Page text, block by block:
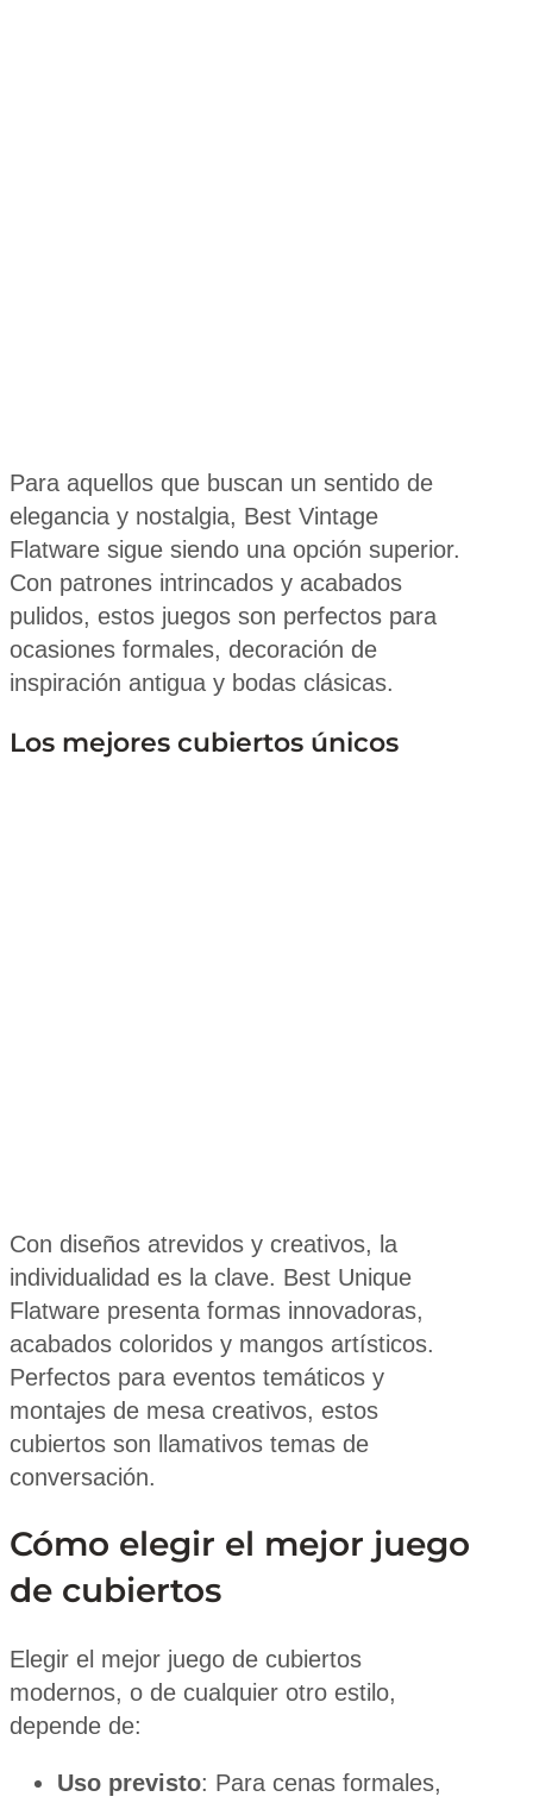
Para aquellos que buscan un sentido de
elegancia y nostalgia, Best Vintage
Flatware sigue siendo una opción superior.
Con patrones intrincados y acabados
pulidos, estos juegos son perfectos para
ocasiones formales, decoración de
inspiración antigua y bodas clásicas.
Los mejores cubiertos únicos
Con diseños atrevidos y creativos, la
individualidad es la clave. Best Unique
Flatware presenta formas innovadoras,
acabados coloridos y mangos artísticos.
Perfectos para eventos temáticos y
montajes de mesa creativos, estos
cubiertos son llamativos temas de
conversación.
Cómo elegir el mejor juego
de cubiertos
Elegir el mejor juego de cubiertos
modernos, o de cualquier otro estilo,
depende de:
Uso previsto: Para cenas formales,